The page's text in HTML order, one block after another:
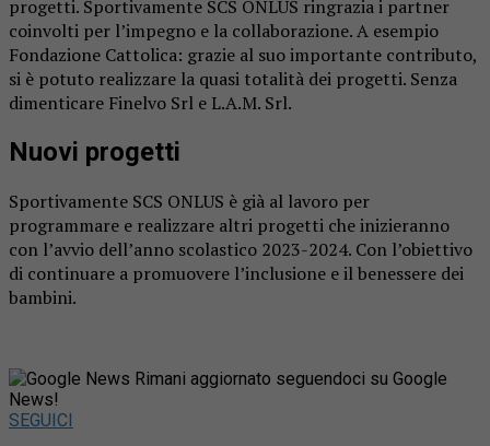
progetti. Sportivamente SCS ONLUS ringrazia i partner
coinvolti per l’impegno e la collaborazione. A esempio
Fondazione Cattolica: grazie al suo importante contributo,
si è potuto realizzare la quasi totalità dei progetti. Senza
dimenticare Finelvo Srl e L.A.M. Srl.
Nuovi progetti
Sportivamente SCS ONLUS è già al lavoro per
programmare e realizzare altri progetti che inizieranno
con l’avvio dell’anno scolastico 2023-2024. Con l’obiettivo
di continuare a promuovere l’inclusione e il benessere dei
bambini.
Rimani aggiornato seguendoci su Google
News!
SEGUICI